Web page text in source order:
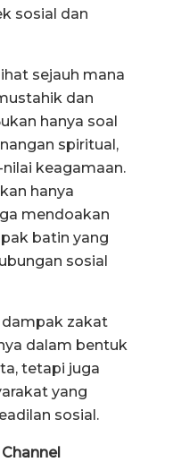
sosial dan
sejauh mana
dan
hanya soal
spiritual,
keagamaan.
hanya
mendoakan
batin yang
sosial
dampak zakat
dalam bentuk
tetapi juga
yang
sosial.